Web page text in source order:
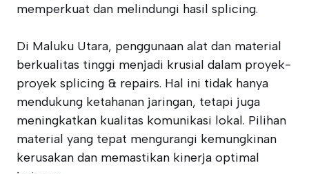
memperkuat dan melindungi hasil splicing.
Di Maluku Utara, penggunaan alat dan material
berkualitas tinggi menjadi krusial dalam proyek-
proyek splicing & repairs. Hal ini tidak hanya
mendukung ketahanan jaringan, tetapi juga
meningkatkan kualitas komunikasi lokal. Pilihan
material yang tepat mengurangi kemungkinan
kerusakan dan memastikan kinerja optimal